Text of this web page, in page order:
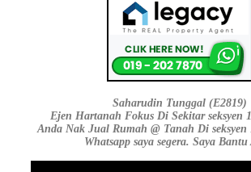
Saharudin Tunggal (E2819)
Ejen Hartanah Fokus Di Sekitar seksyen
Anda Nak Jual Rumah @ Tanah Di seksyen
Whatsapp saya segera. Saya Bantu